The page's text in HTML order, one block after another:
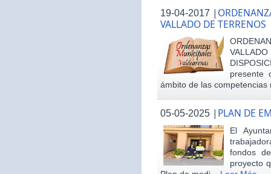
19-04-2017 |
VALLADO DE TERRENOS
presente
ámbito de las
05-05-2025 | PLAN DE
El
fondos
proyecto